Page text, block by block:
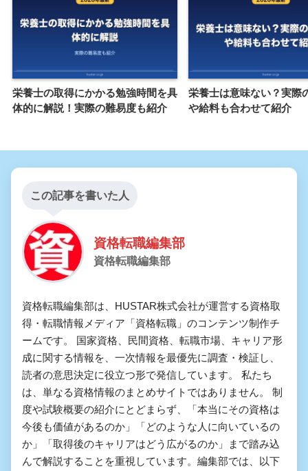
栄養士の取得にかかる勉強時間を具
体的に解説！実際の難易度も紹介
栄養士は意味ない？実際
や給料も合わせて紹介
この記事を書いた人
資格転職編集部
資格転職編集部
資格転職編集部は、HUSTAR株式会社が運営する資格取
得・転職情報メディア「資格転職」のコンテンツ制作チ
ームです。 国家資格、民間資格、転職市場、キャリア形
成に関する情報を、一次情報を最優先に調査・検証し、
読者の意思決定に役立つ形で発信しています。 私たち
は、単なる資格情報のまとめサイトではありません。 制
度や試験概要の紹介にとどまらず、「本当にその資格は
今後も価値があるのか」「どのような人に向いているの
か」「取得後のキャリアはどう広がるのか」まで踏み込
んで解説することを重視しています。編集部では、以下